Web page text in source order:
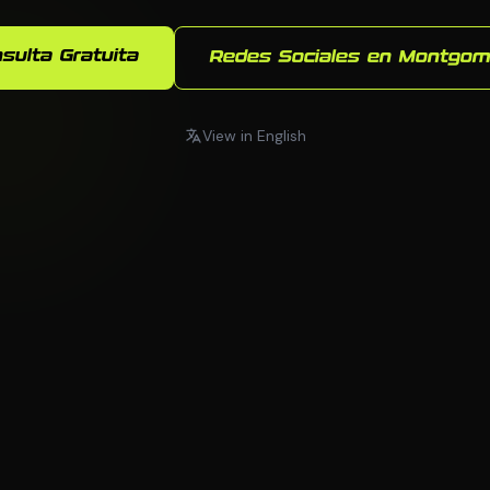
Gratuita Redes Sociales en
View in English